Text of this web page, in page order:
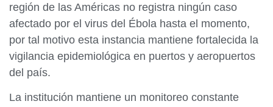
región de las Américas no registra ningún caso
afectado por el virus del Ébola hasta el momento,
por tal motivo esta instancia mantiene fortalecida la
vigilancia epidemiológica en puertos y aeropuertos
del país.
La institución mantiene un monitoreo constante